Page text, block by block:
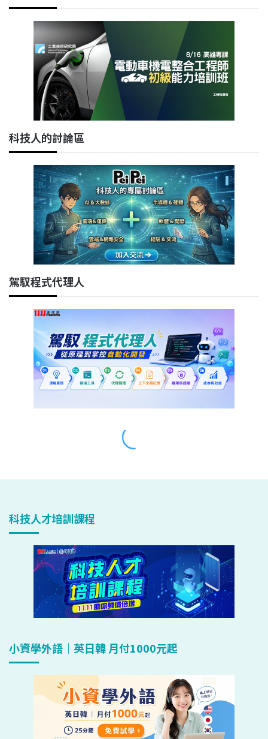
科技人才培訓課程
小資學外語｜英日韓 月付1000元起